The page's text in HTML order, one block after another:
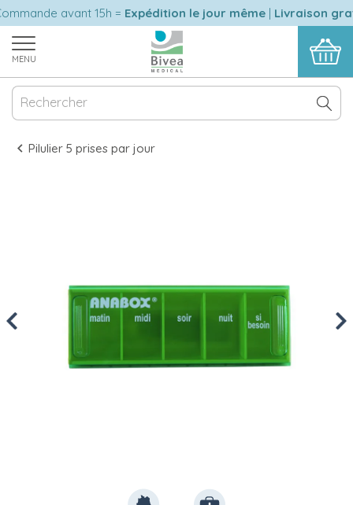
avant 15h = Expédition le jour même|Livraison
MENU
Pilulier 5 prises par jour
Previous